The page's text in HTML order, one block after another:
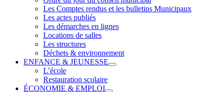
Les Comptes rendus et les bulletins Municipaux
Les actes publiés
Les démarches en lignes
Locations de salles
Les structures
Déchets & environnement
ENFANCE & JEUNESSE
L’école
Restauration scolaire
ÉCONOMIE & EMPLOI